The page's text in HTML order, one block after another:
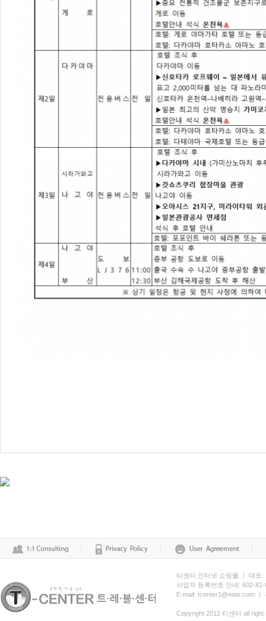
티센터 인터넷 쇼핑몰 ㅣ 대표
사업자 등록번호 안내: 602-
E-mail: tcenter1@nate.com
Copyright 2012 티센터 all right